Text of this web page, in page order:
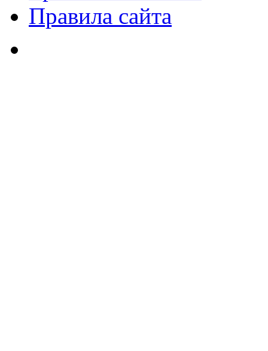
Правила сайта